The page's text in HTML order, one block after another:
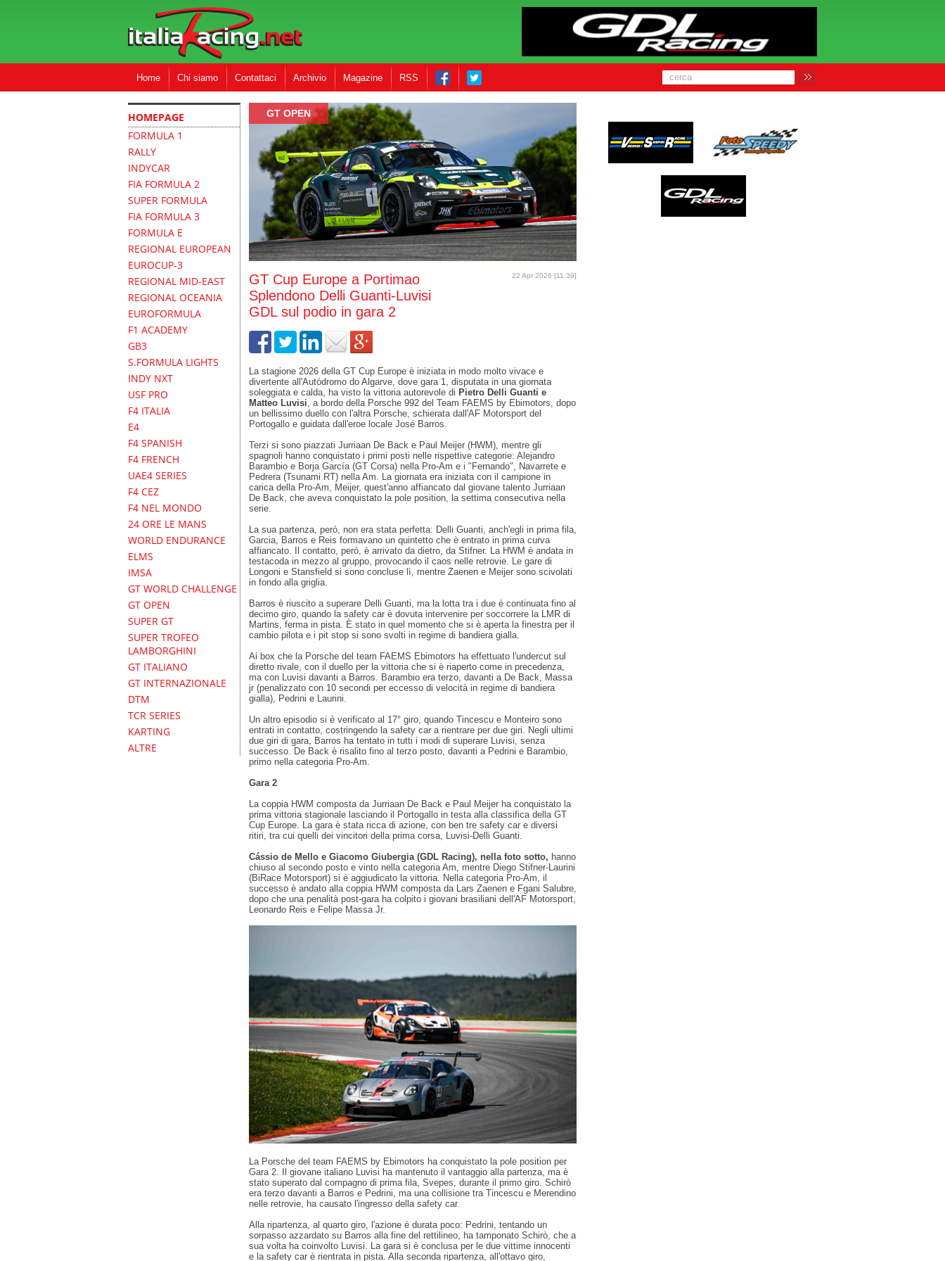
Home Chi siamo Contattaci Archivio Magazine RSS
HOMEPAGE
FORMULA 1
RALLY
INDYCAR
FIA FORMULA 2
SUPER FORMULA
FIA FORMULA 3
FORMULA E
REGIONAL EUROPEAN
EUROCUP-3
REGIONAL MID-EAST
REGIONAL OCEANIA
EUROFORMULA
F1 ACADEMY
GB3
S.FORMULA LIGHTS
INDY NXT
USF PRO
F4 ITALIA
E4
F4 SPANISH
F4 FRENCH
UAE4 SERIES
F4 CEZ
F4 NEL MONDO
24 ORE LE MANS
WORLD ENDURANCE
ELMS
IMSA
GT WORLD CHALLENGE
GT OPEN
SUPER GT
SUPER TROFEO
LAMBORGHINI
GT ITALIANO
GT INTERNAZIONALE
DTM
TCR SERIES
KARTING
ALTRE
GT OPEN
22 Apr 2026 [11:39]
GT Cup Europe a Portimao
Splendono Delli Guanti-Luvisi
GDL sul podio in gara 2
La stagione 2026 della GT Cup Europe è iniziata in modo molto vivace e
divertente all'Autódromo do Algarve, dove gara 1, disputata in una giornata
soleggiata e calda, ha visto la vittoria autorevole di Pietro Delli Guanti e
Matteo Luvisi , a bordo della Porsche 992 del Team FAEMS by Ebimotors, dopo
un bellissimo duello con l'altra Porsche, schierata dall'AF Motorsport del
Portogallo e guidata dall'eroe locale José Barros.
Terzi si sono piazzati Jurriaan De Back e Paul Meijer (HWM), mentre gli
spagnoli hanno conquistato i primi posti nelle rispettive categorie: Alejandro
Barambio e Borja García (GT Corsa) nella Pro-Am e i "Fernando", Navarrete e
Pedrera (Tsunami RT) nella Am. La giornata era iniziata con il campione in
carica della Pro-Am, Meijer, quest'anno affiancato dal giovane talento Jurriaan
De Back, che aveva conquistato la pole position, la settima consecutiva nella
serie.
La sua partenza, però, non era stata perfetta: Delli Guanti, anch'egli in prima fila,
Garcia, Barros e Reis formavano un quintetto che è entrato in prima curva
affiancato. Il contatto, però, è arrivato da dietro, da Stifner. La HWM è andata in
testacoda in mezzo al gruppo, provocando il caos nelle retrovie. Le gare di
Longoni e Stansfield si sono concluse lì, mentre Zaenen e Meijer sono scivolati
in fondo alla griglia.
Barros è riuscito a superare Delli Guanti, ma la lotta tra i due è continuata fino al
decimo giro, quando la safety car è dovuta intervenire per soccorrere la LMR di
Martins, ferma in pista. È stato in quel momento che si è aperta la finestra per il
cambio pilota e i pit stop si sono svolti in regime di bandiera gialla.
Ai box che la Porsche del team FAEMS Ebimotors ha effettuato l'undercut sul
diretto rivale, con il duello per la vittoria che si è riaperto come in precedenza,
ma con Luvisi davanti a Barros. Barambio era terzo, davanti a De Back, Massa
jr (penalizzato con 10 secondi per eccesso di velocità in regime di bandiera
gialla), Pedrini e Laurini.
Un altro episodio si è verificato al 17° giro, quando Tincescu e Monteiro sono
entrati in contatto, costringendo la safety car a rientrare per due giri. Negli ultimi
due giri di gara, Barros ha tentato in tutti i modi di superare Luvisi, senza
successo. De Back è risalito fino al terzo posto, davanti a Pedrini e Barambio,
primo nella categoria Pro-Am.
Gara 2
La coppia HWM composta da Jurriaan De Back e Paul Meijer ha conquistato la
prima vittoria stagionale lasciando il Portogallo in testa alla classifica della GT
Cup Europe. La gara è stata ricca di azione, con ben tre safety car e diversi
ritiri, tra cui quelli dei vincitori della prima corsa, Luvisi-Delli Guanti.
Cássio de Mello e Giacomo Giubergia (GDL Racing), nella foto sotto, hanno
chiuso al secondo posto e vinto nella categoria Am, mentre Diego Stifner-Laurini
(BiRace Motorsport) si è aggiudicato la vittoria. Nella categoria Pro-Am, il
successo è andato alla coppia HWM composta da Lars Zaenen e Fgani Salubre,
dopo che una penalità post-gara ha colpito i giovani brasiliani dell'AF Motorsport,
Leonardo Reis e Felipe Massa Jr.
La Porsche del team FAEMS by Ebimotors ha conquistato la pole position per
Gara 2. Il giovane italiano Luvisi ha mantenuto il vantaggio alla partenza, ma è
stato superato dal compagno di prima fila, Svepes, durante il primo giro. Schirò
era terzo davanti a Barros e Pedrini, ma una collisione tra Tincescu e Merendino
nelle retrovie, ha causato l'ingresso della safety car.
Alla ripartenza, al quarto giro, l'azione è durata poco: Pedrini, tentando un
sorpasso azzardato su Barros alla fine del rettilineo, ha tamponato Schirò, che a
sua volta ha coinvolto Luvisi. La gara si è conclusa per le due vittime innocenti
e la safety car è rientrata in pista. Alla seconda ripartenza, all'ottavo giro,